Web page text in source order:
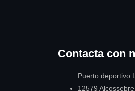
Contacta con
Puerto deportivo
12579